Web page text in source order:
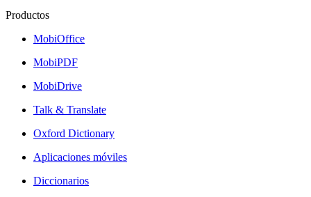
Productos
MobiOffice
MobiPDF
MobiDrive
Talk & Translate
Oxford Dictionary
Aplicaciones móviles
Diccionarios